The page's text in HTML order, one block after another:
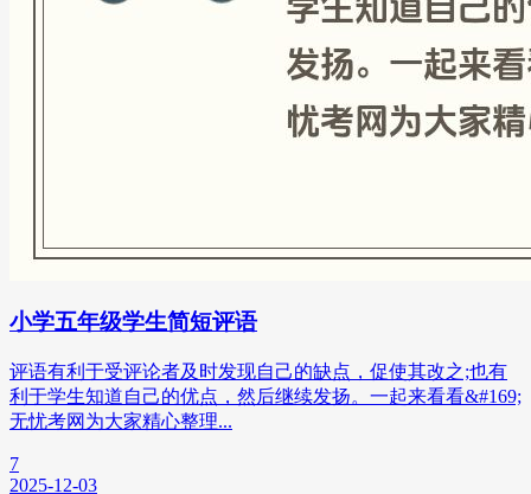
小学五年级学生简短评语
评语有利于受评论者及时发现自己的缺点，促使其改之;也有
利于学生知道自己的优点，然后继续发扬。一起来看看&#169;
无忧考网为大家精心整理...
7
2025-12-03